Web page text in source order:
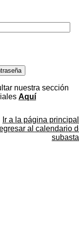
nuestra sección
Aquí
Ir a la página principal
al calendario